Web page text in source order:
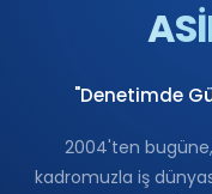
"Denetimde
2004'ten bugüne,
kadromuzla iş